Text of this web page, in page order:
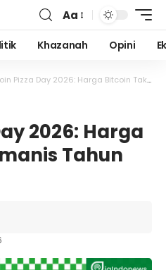
Font
Resizer
Aa
Khazanah Opini
Pizza Day 2026: Harga Bitcoin Tak Semanis Tahun Lalu
2026: Harga
Tahun